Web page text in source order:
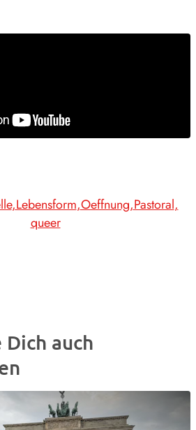
Lebensform Oeffnung Pastoral
queer
auch